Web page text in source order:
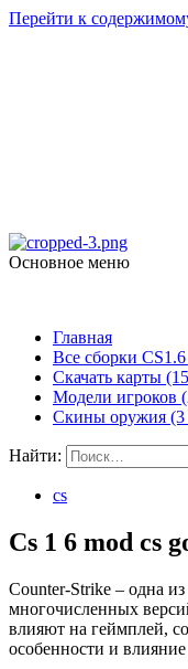
Перейти к
Основное меню
Главная
Все сборки
Скачать карты
Модели игроков
Скины оружия (3
Найти:
cs
Cs 1 6 mod cs
Counter-Strike – одна
многочисленных
влияют на геймплей,
особенности и